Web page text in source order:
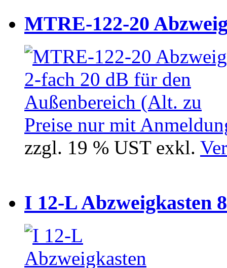
MTRE-122-20
Preise nur mit
zzgl. 19 % UST exkl.
I 12-L Abzweigkasten